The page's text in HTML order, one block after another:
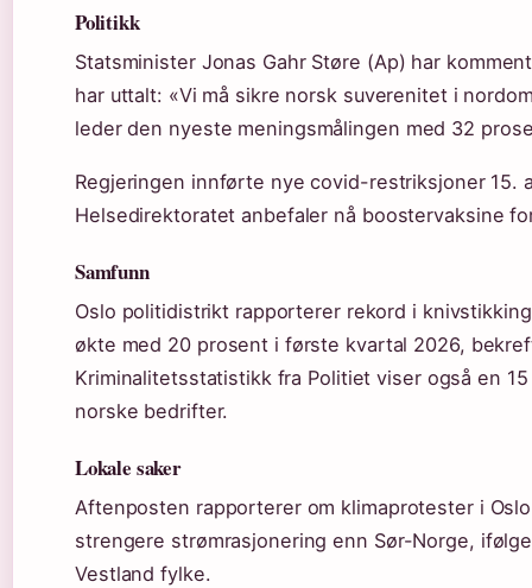
Politikk
Statsminister Jonas Gahr Støre (Ap) har
har uttalt: «Vi må sikre norsk suverenitet i
leder den nyeste meningsmålingen med 32
Regjeringen innførte nye covid-restriksjoner 15.
Helsedirektoratet anbefaler nå boostervaksine
Samfunn
Oslo politidistrikt rapporterer rekord i
økte med 20 prosent i første kvartal 2026,
Kriminalitetsstatistikk fra Politiet viser også en
norske bedrifter.
Lokale saker
Aftenposten rapporterer om klimaprotester i
strengere strømrasjonering enn Sør-Norge,
Vestland fylke.